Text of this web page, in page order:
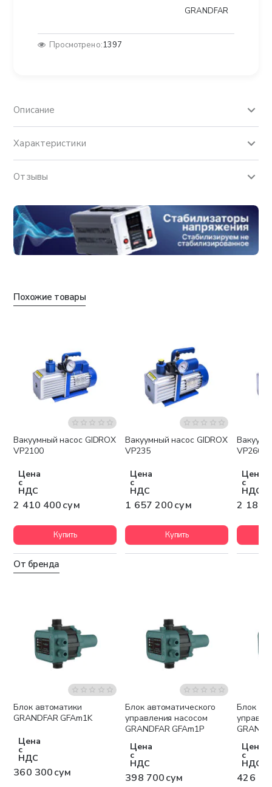
GRANDFAR
Просмотрено:1397
Описание
Характеристики
Отзывы
Похожие товары
Бесплатная доставка
Вакуумный насос GIDROX
VP2100
Цена
с
НДС
2 410 400 сум
Купить
Бесплатная доставка
Вакуумный насос GIDROX
VP235
Цена
с
НДС
1 657 200 сум
Купить
VP260
Цена
с
НДС
2 184
От бренда
Блок автоматики
GRANDFAR GFAm1K
Цена
с
НДС
360 300 сум
Блок автоматического
управления насосом
GRANDFAR GFAm1P
Цена
с
НДС
398 700 сум
Блок
Цена
с
НДС
426